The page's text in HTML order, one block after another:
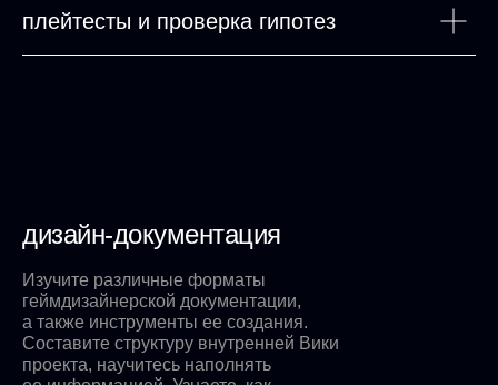
плейтесты и проверка гипотез
дизайн-документация
Изучите различные форматы
геймдизайнерской документации,
а также инструменты ее создания.
Составите структуру внутренней Вики
проекта, научитесь наполнять